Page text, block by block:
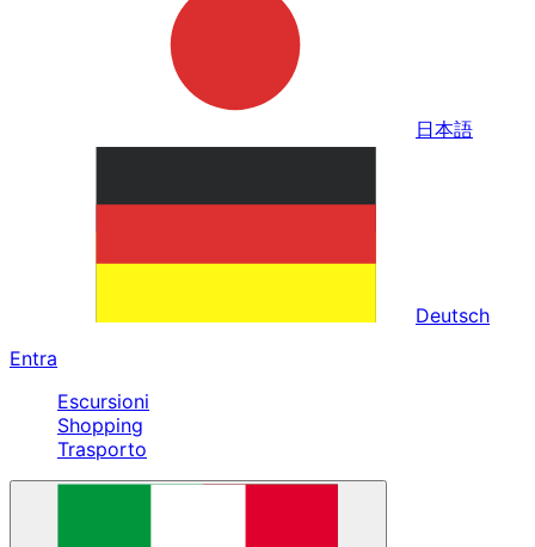
日本語
Deutsch
Entra
Escursioni
Shopping
Trasporto